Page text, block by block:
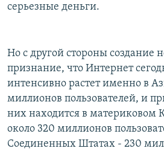
серьезные деньги.
Но с другой стороны создание
признание, что Интернет
интенсивно растет именно в
миллионов пользователей, и
них находится в материковом
около 320 миллионов
Соединенных Штатах - 230